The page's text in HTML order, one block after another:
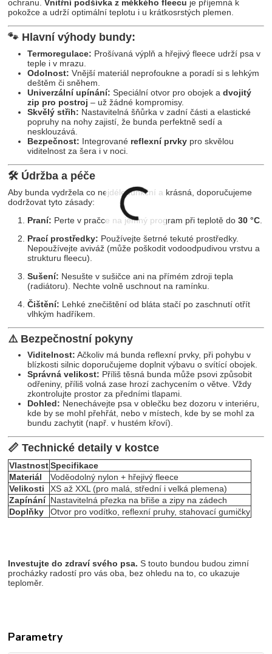
ochranu.Vnitřní podšívka z měkkého fleecu je příjemná k
pokožce a udrží optimální teplotu i u krátkosrstých plemen.
🐾 Hlavní výhody bundy:
Termoregulace: Prošívaná výplň a hřejivý fleece udrží psa v
teple i v mrazu.
Odolnost: Vnější materiál neprofoukne a poradí si s lehkým
deštěm či sněhem.
Univerzální upínání: Speciální otvor pro obojek advojitý
zip pro postroj – už žádné kompromisy.
Skvělý střih: Nastavitelná šňůrka v zadní části a elastické
popruhy na nohy zajistí, že bunda perfektně sedí a
nesklouzává.
Bezpečnost: Integrované reflexní prvky pro skvělou
viditelnost za šera i v noci.
🛠 Údržba a péče
Aby bunda vydržela co nejdéle funkční a krásná, doporučujeme
dodržovat tyto zásady:
Praní: Perte v pračce na jemný program při teplotě do30 °C
Prací prostředky: Používejte šetrné tekuté prostředky.
Nepoužívejte aviváž (může poškodit vodoodpudivou vrstvu a
strukturu fleecu).
Sušení: Nesušte v sušičce ani na přímém zdroji tepla
(radiátoru). Nechte volně uschnout na ramínku.
Čištění: Lehké znečištění od bláta stačí po zaschnutí otřít
vlhkým hadříkem.
⚠️ Bezpečnostní pokyny
Viditelnost: Ačkoliv má bunda reflexní prvky, při pohybu v
blízkosti silnic doporučujeme doplnit výbavu o svítící obojek.
Správná velikost: Příliš těsná bunda může psovi způsobit
odřeniny, příliš volná zase hrozí zachycením o větve. Vždy
zkontrolujte prostor za předními tlapami.
Dohled: Nenechávejte psa v oblečku bez dozoru v interiéru,
kde by se mohl přehřát, nebo v místech, kde by se mohl za
bundu zachytit (např. v hustém křoví).
📏 Technické detaily v kostce
VlastnostSpecifikace
Materiál
Voděodolný nylon + hřejivý fleece
Velikosti
XS až XXL (pro malá, střední i velká plemena)
Zapínání Nastavitelná přezka na břiše a zipy na zádech
Doplňky
Otvor pro vodítko, reflexní pruhy, stahovací gumičky
Investujte do zdraví svého psa. S touto bundou budou zimní
procházky radostí pro vás oba, bez ohledu na to, co ukazuje
teploměr.
Parametry